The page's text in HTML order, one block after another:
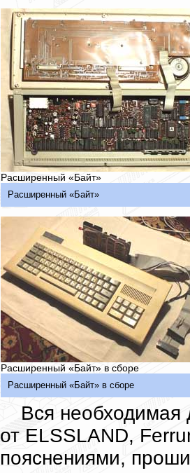
Расширенный «Байт»
Расширенный «Байт»
Расширенный «Байт» в сборе
Расширенный «Байт» в сборе
Вся
от ELSSLAND,
пояснениями,